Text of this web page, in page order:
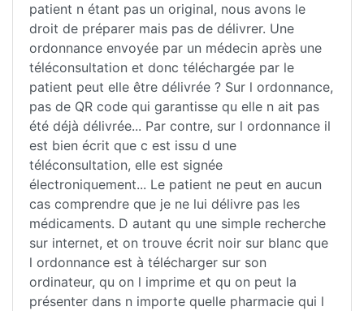
patient n étant pas un original, nous avons le
droit de préparer mais pas de délivrer. Une
ordonnance envoyée par un médecin après une
téléconsultation et donc téléchargée par le
patient peut elle être délivrée ? Sur l ordonnance,
pas de QR code qui garantisse qu elle n ait pas
été déjà délivrée... Par contre, sur l ordonnance il
est bien écrit que c est issu d une
téléconsultation, elle est signée
électroniquement... Le patient ne peut en aucun
cas comprendre que je ne lui délivre pas les
médicaments. D autant qu une simple recherche
sur internet, et on trouve écrit noir sur blanc que
l ordonnance est à télécharger sur son
ordinateur, qu on l imprime et qu on peut la
présenter dans n importe quelle pharmacie qui l